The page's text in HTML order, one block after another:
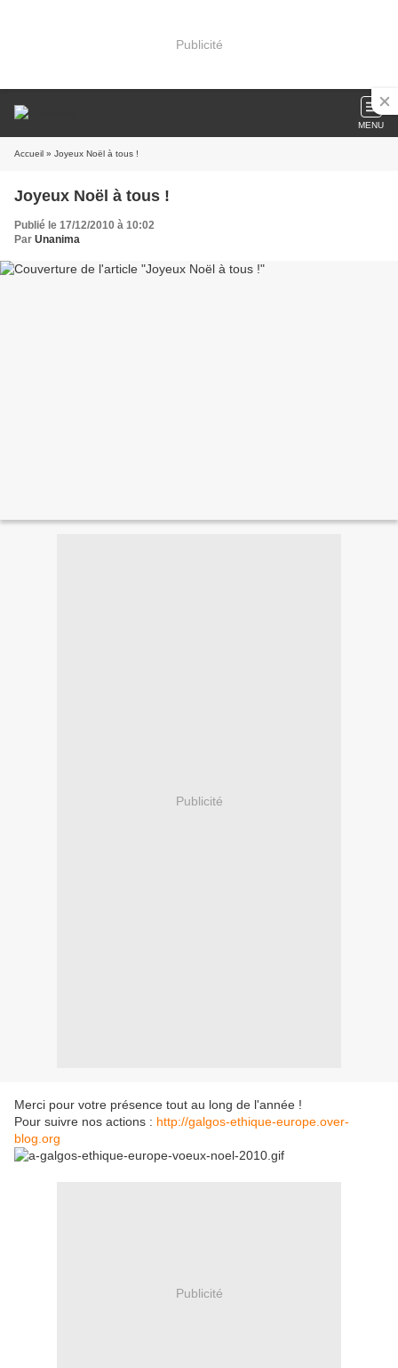
Publicité
MENU
Accueil » Joyeux Noël à tous !
Joyeux Noël à tous !
Publié le 17/12/2010 à 10:02
Par Unanima
Publicité
Merci pour votre présence tout au long de l'année !
Pour suivre nos actions : http://galgos-ethique-europe.over-
blog.org
Publicité